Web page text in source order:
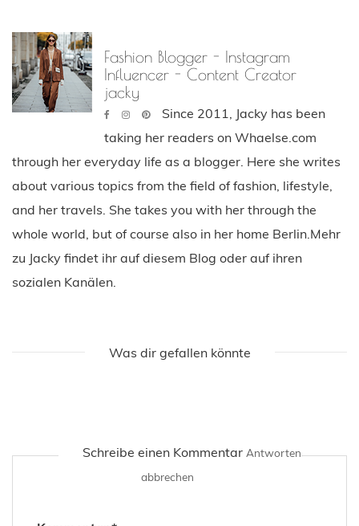
Fashion Blogger - Instagram
Influencer - Content Creator
jacky
Since 2011, Jacky has been
taking her readers on Whaelse.com
through her everyday life as a blogger. Here she writes
about various topics from the field of fashion, lifestyle,
and her travels. She takes you with her through the
whole world, but of course also in her home Berlin.Mehr
zu Jacky findet ihr auf diesem Blog oder auf ihren
sozialen Kanälen.
Was dir gefallen könnte
Schreibe einen Kommentar Antworten
abbrechen